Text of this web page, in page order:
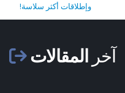
وإطلاقات أكثر سلاسة!
آخر المقالات